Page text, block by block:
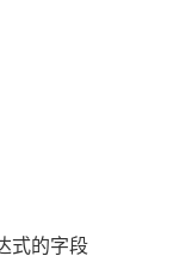
式的字段